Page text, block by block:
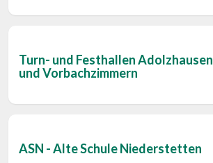
Turn- und Festhallen Adolzhausen
und Vorbachzimmern
ASN - Alte Schule Niederstetten